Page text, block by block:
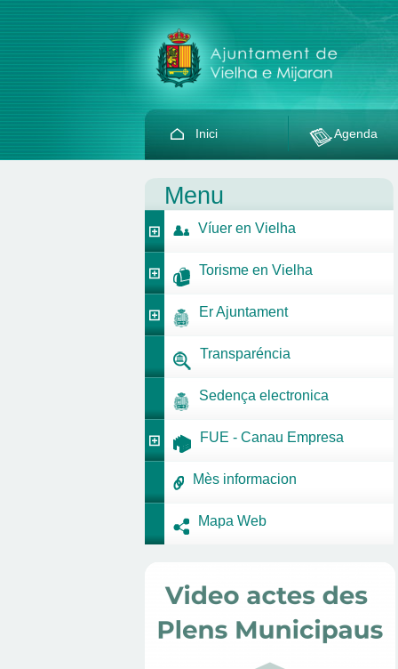
Inici Agenda
Menu
Víuer en Vielha
Torisme en Vielha
Er Ajuntament
Transparéncia
Sedença electronica
FUE - Canau Empresa
Mès informacion
Mapa Web